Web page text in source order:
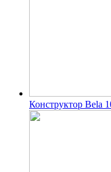
Конструктор Bela